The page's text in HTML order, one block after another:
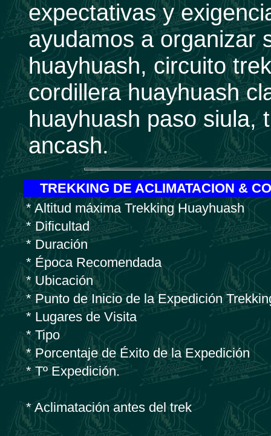
expectativas y
ayudamos a organizar
huayhuash, circuito
cordillera huayhuash
huayhuash paso siula,
ancash.
TREKKING DE ACLIMATACION &
* Altitud máxima Trekking Huayhuash
* Dificultad
* Duración
* Época Recomendada
* Ubicación
* Punto de Inicio de la Expedición
* Lugares de Visita
* Tipo
* Porcentaje de Éxito de la Expedición
* Tº Expedición.
* Aclimatación antes del trek